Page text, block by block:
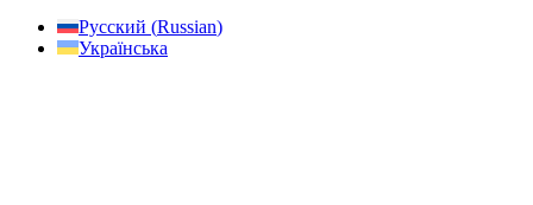
Русский (Russian)
Українська